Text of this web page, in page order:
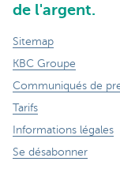
de l'argent.
Sitemap
KBC Groupe
Communiqués de
Tarifs
Informations légales
Se désabonner